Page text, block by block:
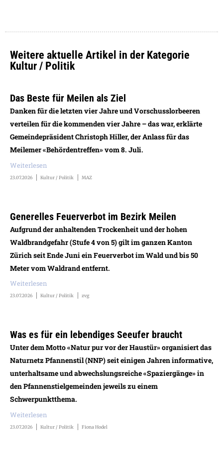
Weitere aktuelle Artikel in der Kategorie
Kultur / Politik
Das Beste für Meilen als Ziel
Danken für die letzten vier Jahre und Vorschusslorbeeren
verteilen für die kommenden vier Jahre – das war, erklärte
Gemeindepräsident Christoph Hiller, der Anlass für das
Meilemer «Behördentreffen» vom 8. Juli.
Weiterlesen
23.07.2026 Kultur / Politik MAZ
Generelles Feuerverbot im Bezirk Meilen
Aufgrund der anhaltenden Trockenheit und der hohen
Waldbrandgefahr (Stufe 4 von 5) gilt im ganzen Kanton
Zürich seit Ende Juni ein Feuerverbot im Wald und bis 50
Meter vom Waldrand entfernt.
Weiterlesen
23.07.2026 Kultur / Politik zvg
Was es für ein lebendiges Seeufer braucht
Unter dem Motto «Natur pur vor der Haustür» organisiert das
Naturnetz Pfannenstil (NNP) seit einigen Jahren informative,
unterhaltsame und abwechslungsreiche «Spaziergänge» in
den Pfannenstielgemeinden jeweils zu einem
Schwerpunktthema.
Weiterlesen
23.07.2026 Kultur / Politik Fiona Hodel